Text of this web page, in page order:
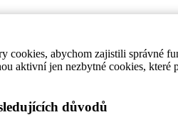
cookies, abychom zajistili správné
aktivní jen nezbytné cookies,
důvodů